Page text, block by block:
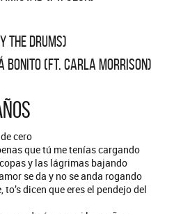
THE DRUMS)
BONITO (FT. CARLA MORRISON)
cero
que tú me tenías cargando
y las lágrimas bajando
se da y no se anda rogando
to’s dicen que eres el pendejo del